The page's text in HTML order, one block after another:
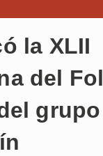
la XLII
del
grupo